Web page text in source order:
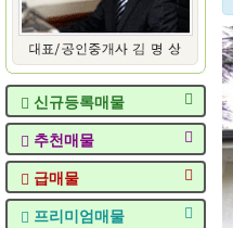
신규등록매물
추천매물
급매물
프리미엄매물